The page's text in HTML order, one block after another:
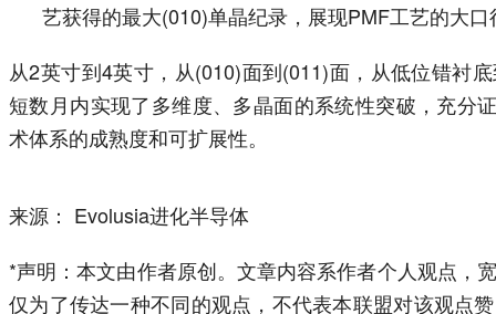
艺获得的最大(010)单晶纪录，展现PMF工艺的大
从2英寸到4英寸，从(010)面到(011)面，从低位错衬
短数月内实现了多维度、多晶面的系统性突破，充分
术体系的成熟度和可扩展性。
来源： Evolusia进化半导体
*声明：本文由作者原创。文章内容系作者个人观点，
仅为了传达一种不同的观点，不代表本联盟对该观点